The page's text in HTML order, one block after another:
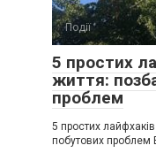
Події
5 простих
життя:
проблем
5 простих
побутових проблем